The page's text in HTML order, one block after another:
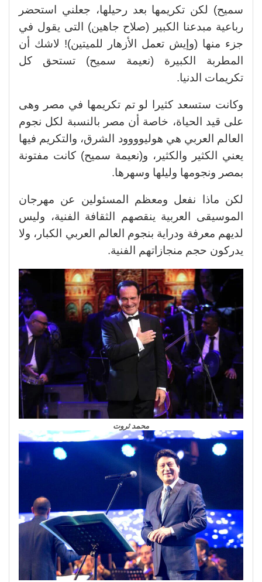
سميح) لكن تكريمها بعد رحيلها، جعلني استحضر
رباعية مبدعنا الكبير (صلاح جاهين) التى يقول في
جزء منها (وإيش تعمل الأزهار للميتين)! لاشك أن
المطربة الكبيرة (نعيمة سميح) تستحق كل
تكريمات الدنيا.
وكانت ستسعد كثيرا لو تم تكريمها في مصر وهى
على قيد الحياة، خاصة أن مصر بالنسبة لكل نجوم
العالم العربي هي هوليوووود الشرق، والتكريم فيها
يعني الكثير والكثير، و(نعيمة سميح) كانت مفتونة
بمصر ونجومها وليلها وسهرها.
لكن ماذا نفعل ومعظم المسئولين عن مهرجان
الموسيقى العربية ينقصهم الثقافة الفنية، وليس
لديهم معرفة ودراية بنجوم العالم العربي الكبار، ولا
يدركون حجم منجازاتهم الفنية.
محمد ثروت